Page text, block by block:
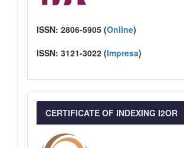
ISSN: 2806-5905 (Online)
ISSN: 3121-3022 (Impresa)
CERTIFICATE OF INDEXING I2OR